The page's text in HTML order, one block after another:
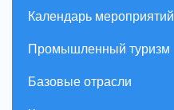
Календарь мероприятий
Промышленный туризм
Базовые отрасли